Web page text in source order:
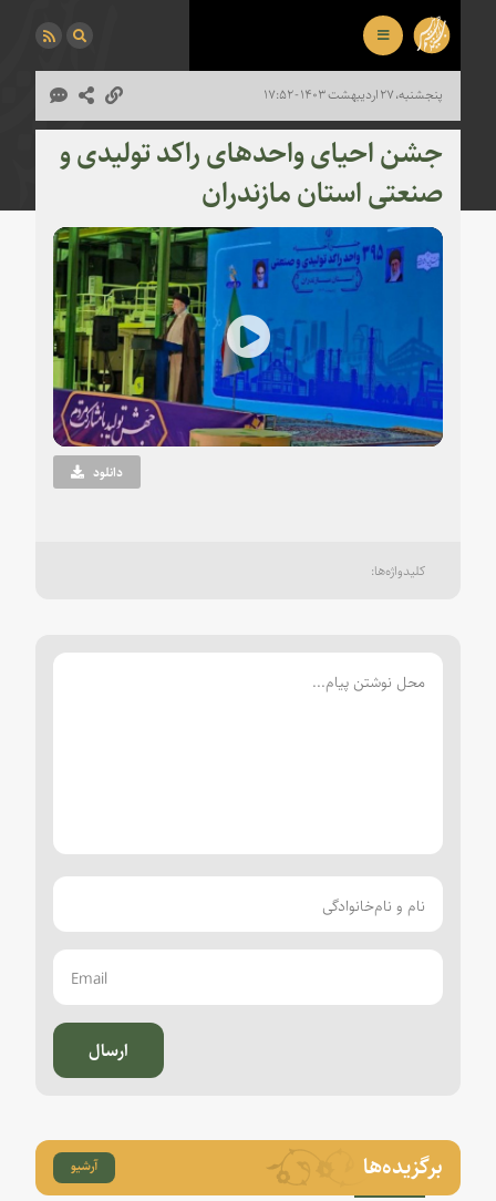
پنجشنبه، ۲۷ اردیبهشت ۱۴۰۳ - ۱۷:۵۲
جشن احیای واحدهای راکد تولیدی و
صنعتی استان مازندران
Play
Video دانلود
ارسال
برگزیده‌ها آرشیو